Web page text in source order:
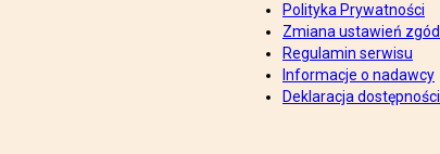
Polityka Prywatności
Zmiana ustawień zgód
Regulamin serwisu
Informacje o nadawcy
Deklaracja dostępności